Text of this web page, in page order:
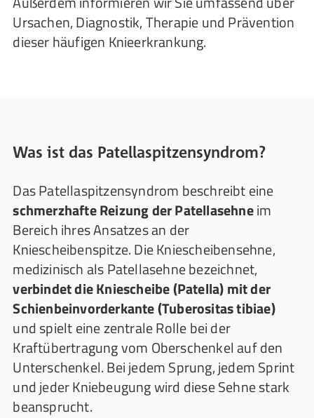
Ursachen, Diagnostik, Therapie und Prävention
dieser häufigen Knieerkrankung.
Was ist das Patellaspitzensyndrom?
Das Patellaspitzensyndrom beschreibt eine
schmerzhafte Reizung der Patellasehneim
Bereich ihres Ansatzes an der
Kniescheibenspitze. Die Kniescheibensehne,
medizinisch als Patellasehne bezeichnet,
verbindet die Kniescheibe (Patella) mit der
Schienbeinvorderkante (Tuberositas tibiae)
und spielt eine zentrale Rolle bei der
Kraftübertragung vom Oberschenkel auf den
Unterschenkel. Bei jedem Sprung, jedem Sprint
und jeder Kniebeugung wird diese Sehne stark
beansprucht.